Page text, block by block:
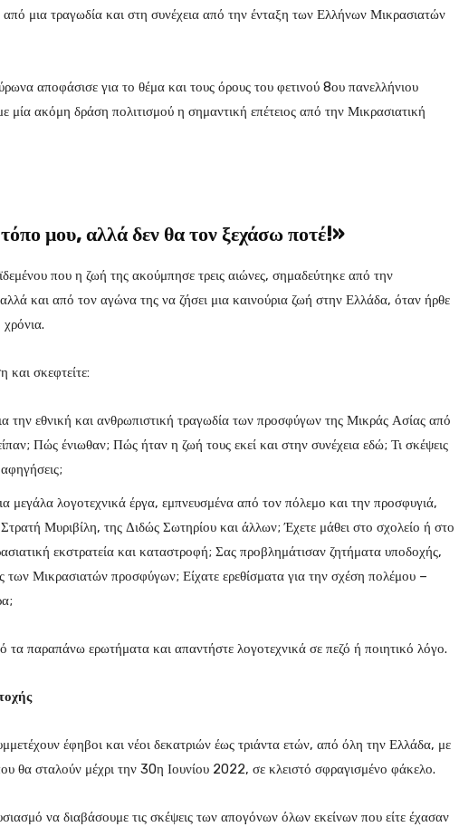
μια τραγωδία και στη συνέχεια από την ένταξη των Ελλήνων Μικρασιατών
αποφάσισε για το θέμα και τους όρους του φετινού 8ου πανελλήνιου
μία ακόμη δράση πολιτισμού η σημαντική επέτειος από την Μικρασιατική
μου, αλλά δεν θα τον ξεχάσω ποτέ!»
που η ζωή της ακούμπησε τρεις αιώνες, σημαδεύτηκε από την
και από τον αγώνα της να ζήσει μια καινούρια ζωή στην Ελλάδα, όταν ήρθε
και σκεφτείτε:
την εθνική και ανθρωπιστική τραγωδία των προσφύγων της Μικράς Ασίας από
Πώς ένιωθαν; Πώς ήταν η ζωή τους εκεί και στην συνέχεια εδώ; Τι σκέψεις
μεγάλα λογοτεχνικά έργα, εμπνευσμένα από τον πόλεμο και την προσφυγιά,
Μυριβίλη, της Διδώς Σωτηρίου και άλλων; Έχετε μάθει στο σχολείο ή στο
εκστρατεία και καταστροφή; Σας προβλημάτισαν ζητήματα υποδοχής,
των Μικρασιατών προσφύγων; Είχατε ερεθίσματα για την σχέση πολέμου –
τα παραπάνω ερωτήματα και απαντήστε λογοτεχνικά σε πεζό ή ποιητικό λόγο.
έφηβοι και νέοι δεκατριών έως τριάντα ετών, από όλη την Ελλάδα, με
θα σταλούν μέχρι την 30η Ιουνίου 2022, σε κλειστό σφραγισμένο φάκελο.
να διαβάσουμε τις σκέψεις των απογόνων όλων εκείνων που είτε έχασαν